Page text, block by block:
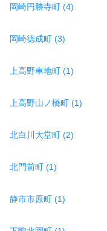
岡崎円勝寺町 (4)
岡崎徳成町 (3)
上高野車地町 (1)
上高野山ノ橋町 (1)
北白川大堂町 (2)
北門前町 (1)
静市市原町 (1)